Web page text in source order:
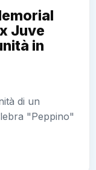
Juve
in
di un
"Peppino"